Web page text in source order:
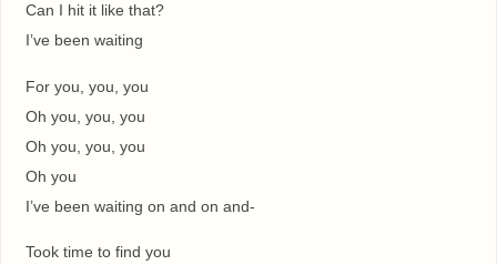
Can I hit it like that?
I’ve been waiting
For you, you, you
Oh you, you, you
Oh you, you, you
Oh you
I’ve been waiting on and on and-
Took time to find you